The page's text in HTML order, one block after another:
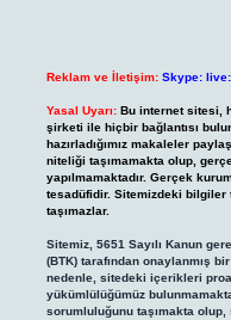
Reklam ve İletişim: Skype:
Yasal Uyarı: Bu internet sitesi,
şirketi ile hiçbir bağlantısı
hazırladığımız makaleler
niteliği taşımamakta olup,
yapılmamaktadır. Gerçek
tesadüfidir. Sitemizdeki
taşımazlar.
Sitemiz, 5651 Sayılı Kanun
(BTK) tarafından onaylanmış
nedenle, sitedeki içerikleri
yükümlülüğümüz
sorumluluğunu taşımakta